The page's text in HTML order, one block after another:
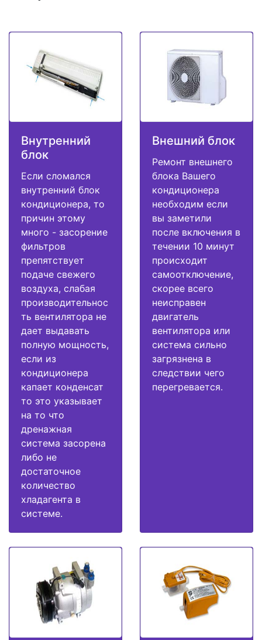
Внутренний
блок
Если сломался
внутренний блок
кондиционера, то
причин этому
много - засорение
фильтров
препятствует
подаче свежего
воздуха, слабая
производительнос
ть вентилятора не
дает выдавать
полную мощность,
если из
кондиционера
капает конденсат
то это указывает
на то что
дренажная
система засорена
либо не
достаточное
количество
хладагента в
системе.
Внешний блок
Ремонт внешнего
блока Вашего
кондиционера
необходим если
вы заметили
после включения в
течении 10 минут
происходит
самоотключение,
скорее всего
неисправен
двигатель
вентилятора или
система сильно
загрязнена в
следствии чего
перегревается.